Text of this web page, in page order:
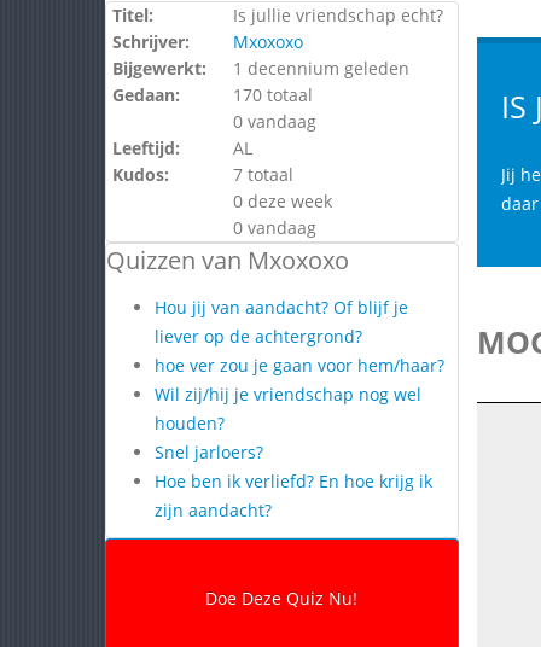
Titel:
Is jullie vriendschap echt?
Schrijver:
Mxoxoxo
Bijgewerkt:
1 decennium geleden
Gedaan:
170 totaal
0 vandaag
Leeftijd:
AL
Kudos:
7 totaal
0 deze week
0 vandaag
Quizzen van Mxoxoxo
Hou jij van aandacht? Of blijf je
liever op de achtergrond?
hoe ver zou je gaan voor hem/haar?
Wil zij/hij je vriendschap nog wel
houden?
Snel jarloers?
Hoe ben ik verliefd? En hoe krijg ik
zijn aandacht?
IS
Jij